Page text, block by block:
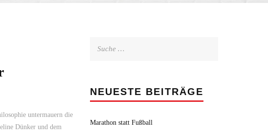
untermauern die
Dünker und dem
NEUESTE BEITRÄGE
Marathon statt Fußball